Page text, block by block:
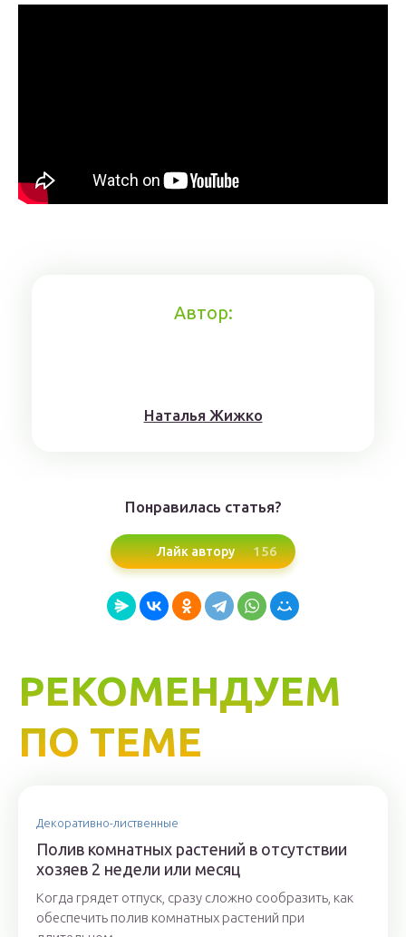
Автор:
Нaтaлья Жижкo
Понравилась статья?
Лайк автору 156
РЕКОМЕНДУЕМ
ПО ТЕМЕ
Декоративно-лиственные
Полив комнатных растений в отсутствии
хозяев 2 недели или месяц
Когда грядет отпуск, сразу сложно сообразить, как
обеспечить полив комнатных растений при